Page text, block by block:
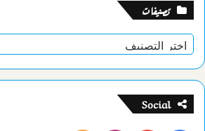
تصنيفات
تصنيفات
Social